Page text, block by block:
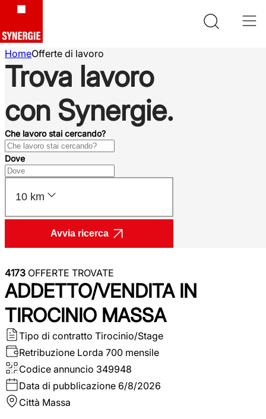
HomeOfferte di lavoro
Trova lavoro
con Synergie.
Che lavoro stai cercando?
Dove
10 km
Avvia ricerca
4173 OFFERTE TROVATE
ADDETTO/VENDITA IN
TIROCINIO MASSA
Tipo di contratto Tirocinio/Stage
Retribuzione Lorda 700 mensile
Codice annuncio 349948
Data di pubblicazione 6/8/2026
Città Massa